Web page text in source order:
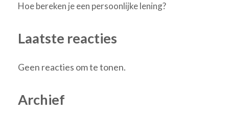
Hoe bereken je een persoonlijke lening?
Laatste reacties
Geen reacties om te tonen.
Archief